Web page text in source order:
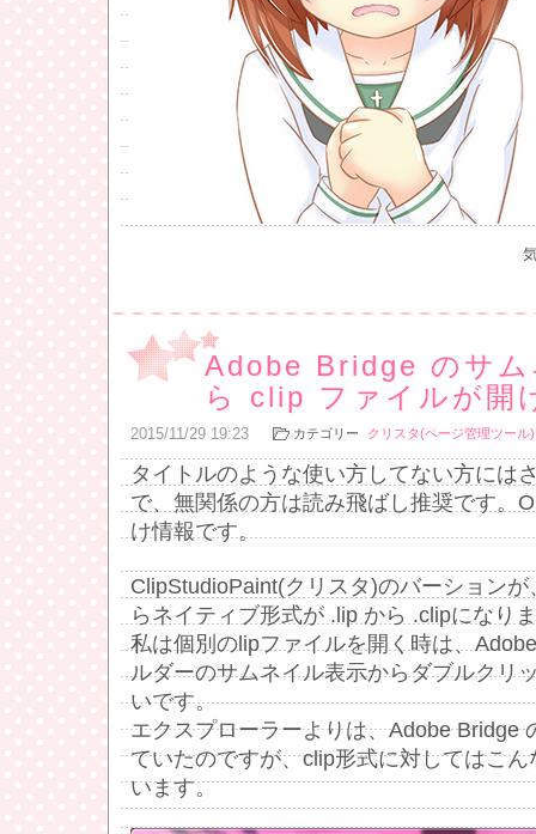
Adobe Bridge のサム
ら clip ファイルが開
2015/11/29 19:23 カテゴリー クリスタ(ページ管理ツール)
タイトルのような使い方してない方には
で、無関係の方は読み飛ばし推奨です。
け情報です。
ClipStudioPaint(クリスタ)のバーション
らネイティブ形式が .lip から .clipになり
私は個別のlipファイルを開く時は、
ルダーのサムネイル表示からダブルクリ
いです。
エクスプローラーよりは、Adobe Bridge
ていたのですが、clip形式に対してはこ
います。